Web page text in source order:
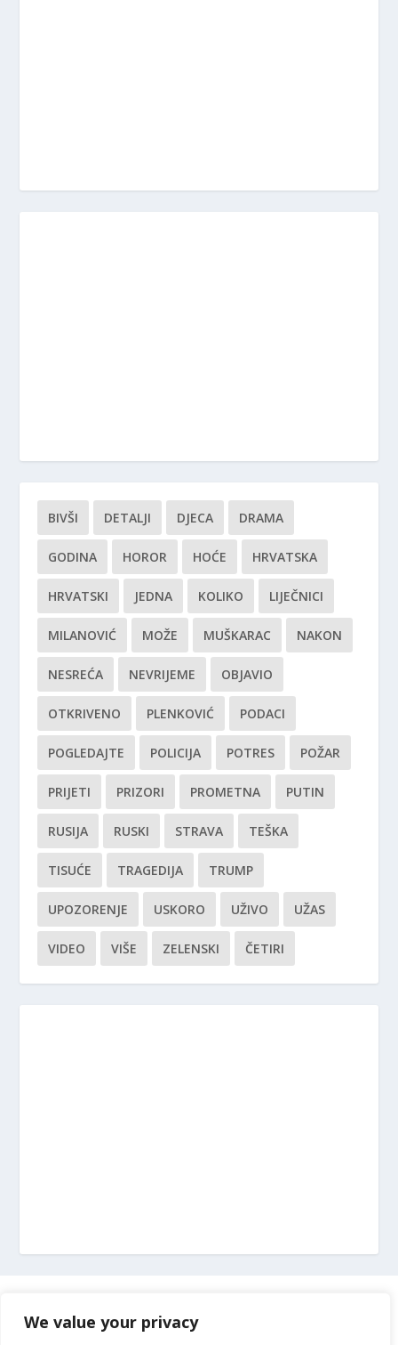
We value your privacy
BIVŠI DETALJI DJECA DRAMA
GODINA HOROR HOĆE HRVATSKA
HRVATSKI JEDNA KOLIKO LIJEČNICI
MILANOVIĆ MOŽE MUŠKARAC NAKON
NESREĆA NEVRIJEME OBJAVIO
OTKRIVENO PLENKOVIĆ PODACI
POGLEDAJTE POLICIJA POTRES POŽAR
PRIJETI PRIZORI PROMETNA PUTIN
RUSIJA RUSKI STRAVA TEŠKA
TISUĆE TRAGEDIJA TRUMP
UPOZORENJE USKORO UŽIVO UŽAS
VIDEO VIŠE ZELENSKI ČETIRI